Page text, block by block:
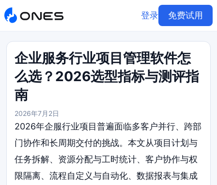
登录 免费试用
企业服务行业项目管理软件怎
么选？2026选型指标与测评指
南
2026年7月2日
2026年企服行业项目普遍面临多客户并行、跨部
门协作和长周期交付的挑战。本文从项目计划与
任务拆解、资源分配与工时统计、客户协作与权
限隔离、流程自定义与自动化、数据报表与集成